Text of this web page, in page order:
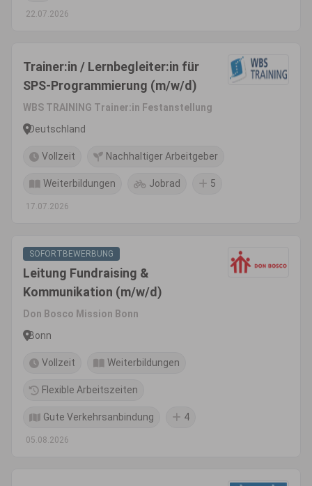
22.07.2026
Trainer:in / Lernbegleiter:in für
SPS-Programmierung (m/w/d)
WBS TRAINING Trainer:in Festanstellung
Deutschland
Vollzeit Nachhaltiger Arbeitgeber
Weiterbildungen Jobrad 5
17.07.2026
SOFORTBEWERBUNG
Leitung Fundraising &
Kommunikation (m/w/d)
Don Bosco Mission Bonn
Bonn
Vollzeit Weiterbildungen
Flexible Arbeitszeiten
Gute Verkehrsanbindung 4
05.08.2026